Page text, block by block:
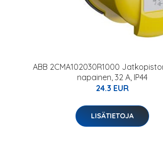
ABB 2CMA102030R1000
napainen, 32 A, IP44
24.3 EUR
LISÄTIETOJA